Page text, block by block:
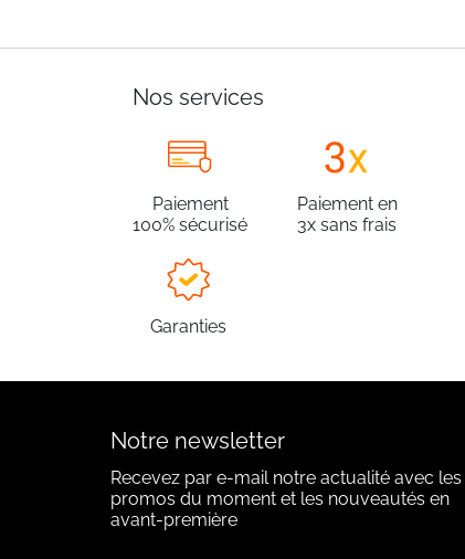
Nos services
Paiement
100% sécurisé
Paiement en
3x sans frais
Garanties
Notre newsletter
Recevez par e-mail notre actualité avec les
promos du moment et les nouveautés en
avant-première